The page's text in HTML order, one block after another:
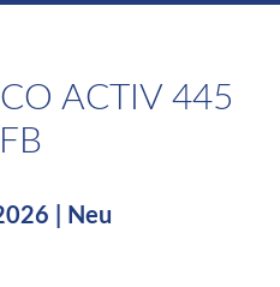
ACTIV 445
| Neu